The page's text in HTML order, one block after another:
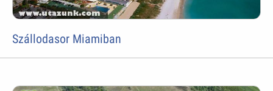
Szállodasor Miamiban